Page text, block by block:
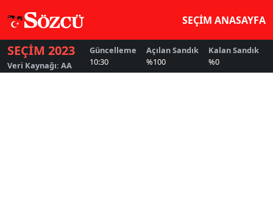
SEÇİM ANASAYFA
SEÇİM 2023
Veri Kaynağı: AA
Güncelleme
10:30
Açılan Sandık
%100
Kalan Sandık
%0